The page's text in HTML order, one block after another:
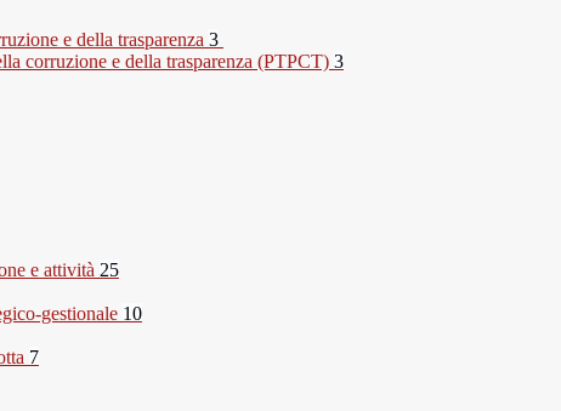
e della trasparenza 3
corruzione e della trasparenza (PTPCT) 3
e attività 25
gestionale 10
7